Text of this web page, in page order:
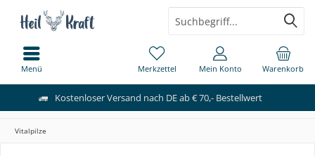
Kostenloser Versand nach DE ab € 70,- Bestellwert
Menü Warenkorb
Merkzettel Mein Konto
Vitalpilze